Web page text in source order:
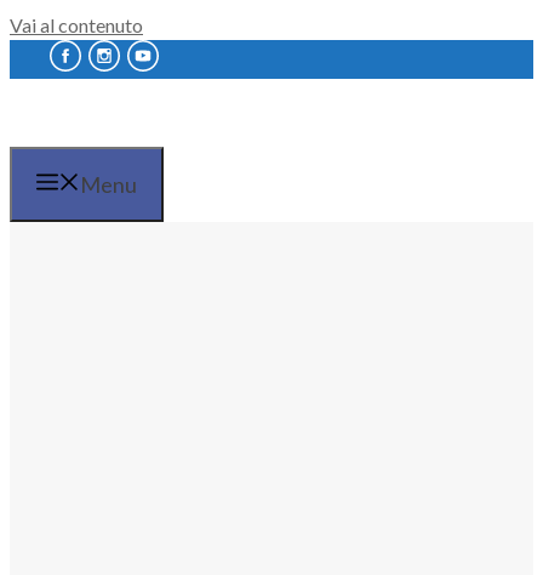
Vai al contenuto
Menu